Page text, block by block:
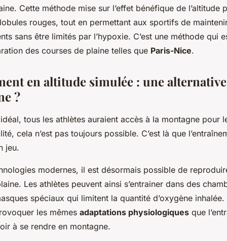
Cette méthode mise sur l’effet bénéfique de l’altitude
rouges, tout en permettant aux sportifs de
sans être limités par l’hypoxie. C’est une méthode qui
des courses de plaine telles que Paris-Nice.
en altitude simulée : une
?
tous les athlètes auraient accès à la montagne pour
cela n’est pas toujours possible. C’est là que
jeu.
modernes, il est désormais possible de
Les athlètes peuvent ainsi s’entrainer dans des
spéciaux qui limitent la quantité d’oxygène
les mêmes adaptations physiologiques que
à se rendre en montagne.